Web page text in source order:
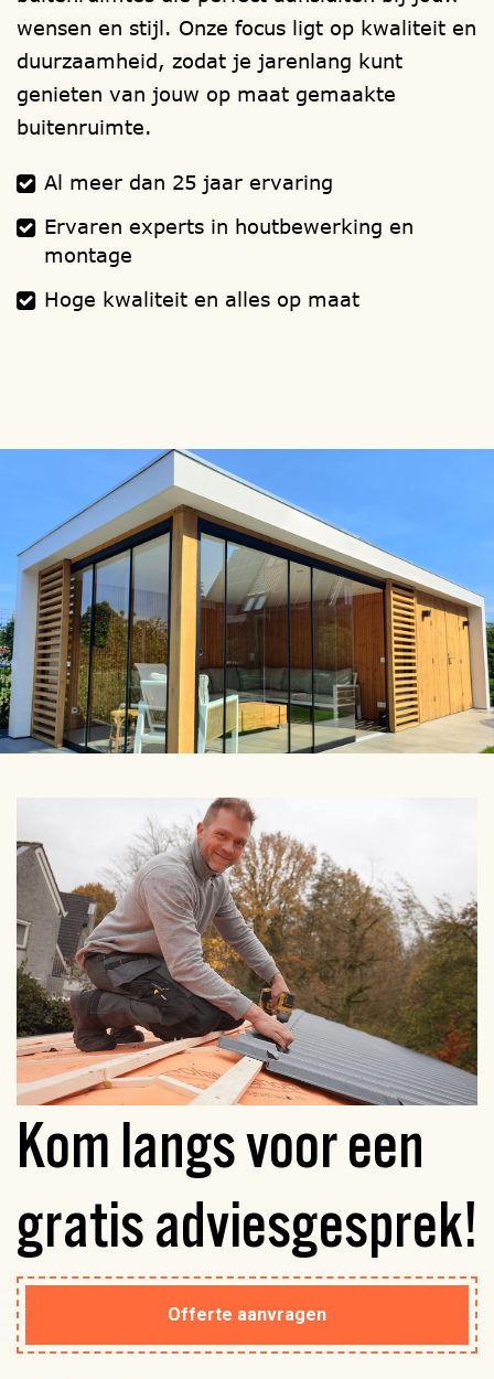
handleiding.
wensen en stijl. Onze focus ligt op kwaliteit en
duurzaamheid, zodat je jarenlang kunt
genieten van jouw op maat gemaakte
buitenruimte.
Al meer dan 25 jaar ervaring
Ervaren experts in houtbewerking en
montage
Hoge kwaliteit en alles op maat
Kom langs voor een
gratisadviesgesprek!
Offerte aanvragen